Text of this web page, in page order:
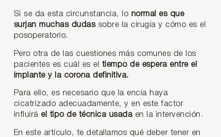
Si se da esta circunstancia, lo normal es que
surjan muchas dudassobre la cirugía y cómo es el
posoperatorio.
Pero otra de las cuestiones más comunes de los
pacientes es cuál es el tiempo de espera entre el
implante y la corona definitiva.
Para ello, es necesario que la encía haya
cicatrizado adecuadamente, y en este factor
influirá el tipo de técnica usadaen la intervención.
En este artículo, te detallamos qué deber tener en